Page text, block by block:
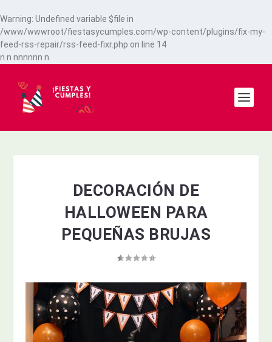
Warning: Undefined variable $file in
/www/wwwroot/fiestasycumples.com/wp-content/plugins/fix-my-
feed-rss-repair/rss-feed-fixr.php on line 14
n n nnnnnn n
DECORACIÓN DE
HALLOWEEN PARA
PEQUEÑAS BRUJAS